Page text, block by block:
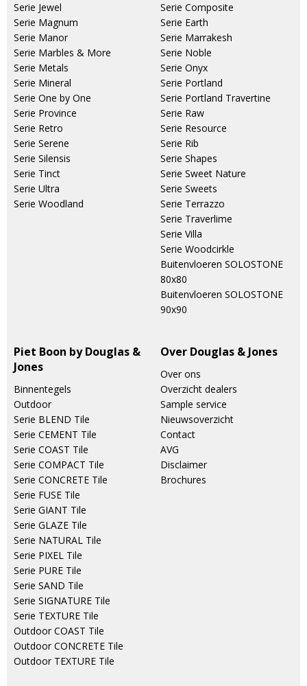
Serie Jewel
Serie Magnum
Serie Manor
Serie Marbles & More
Serie Metals
Serie Mineral
Serie One by One
Serie Province
Serie Retro
Serie Serene
Serie Silensis
Serie Tinct
Serie Ultra
Serie Woodland
Serie Composite
Serie Earth
Serie Marrakesh
Serie Noble
Serie Onyx
Serie Portland
Serie Portland Travertine
Serie Raw
Serie Resource
Serie Rib
Serie Shapes
Serie Sweet Nature
Serie Sweets
Serie Terrazzo
Serie Traverlime
Serie Villa
Serie Woodcirkle
Buitenvloeren SOLOSTONE
80x80
Buitenvloeren SOLOSTONE
90x90
Piet Boon by Douglas &
Jones
Binnentegels
Outdoor
Serie BLEND Tile
Serie CEMENT Tile
Serie COAST Tile
Serie COMPACT Tile
Serie CONCRETE Tile
Serie FUSE Tile
Serie GIANT Tile
Serie GLAZE Tile
Serie NATURAL Tile
Serie PIXEL Tile
Serie PURE Tile
Serie SAND Tile
Serie SIGNATURE Tile
Serie TEXTURE Tile
Outdoor COAST Tile
Outdoor CONCRETE Tile
Outdoor TEXTURE Tile
Over Douglas & Jones
Over ons
Overzicht dealers
Sample service
Nieuwsoverzicht
Contact
AVG
Disclaimer
Brochures